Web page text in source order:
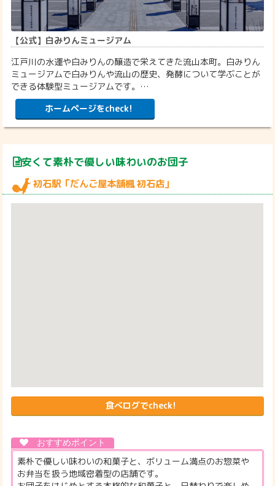
【公式】白みりんミュージアム
江戸川の水運や白みりんの醸造で栄えてきた流山本町。白みりん
ミュージアムで白みりんや流山の歴史、発酵について学ぶことが
できる体験型ミュージアムです。…
ホームページをcheck!
安くて素朴で優しい味わいのお団子
初石駅「だんご屋本舗楓 初石店」
食べログでcheck!
素朴で優しい味わいの和菓子と、ボリューム満点のお惣菜や
お弁当を扱う地域密着型の店舗です。